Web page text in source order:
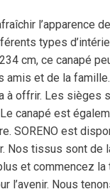
l’apparence
types
cm, ce canapé
amis et de la
à offrir. Les sièges
canapé est
SORENO est
Nos tissus sont de
et commencez la
l’avenir. Nous